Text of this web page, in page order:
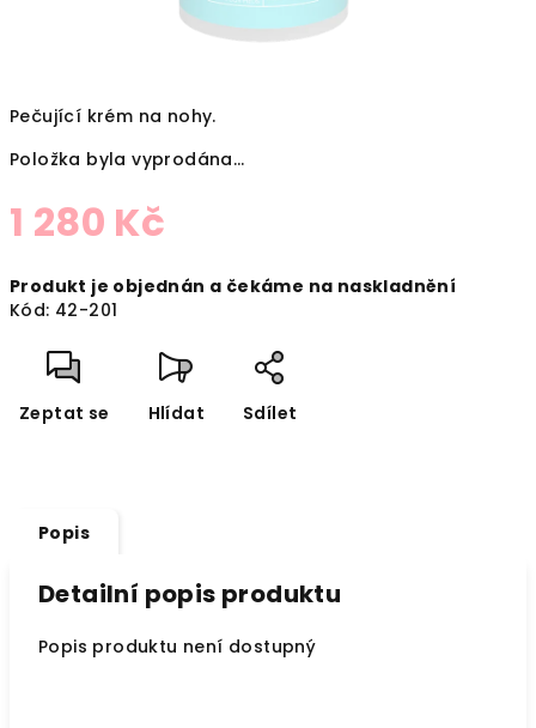
Pečující krém na nohy.
Položka byla vyprodána…
1 280 Kč
cena:
Produkt je objednán a čekáme na naskladnění
Kód: 42-201
Zeptat se Hlídat Sdílet
Popis
Detailní popis produktu
Popis produktu není dostupný